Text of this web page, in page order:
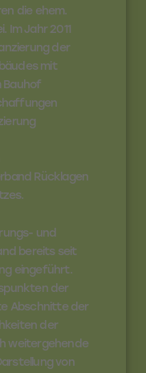
die ehem.
Im Jahr 2011
der
mit
Bauhof
Rücklagen
und
bereits seit
eingeführt.
der
Abschnitte der
der
weitergehende
von